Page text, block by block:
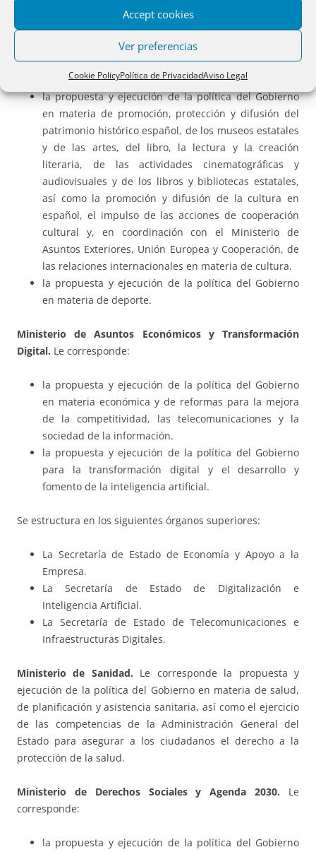
Accept cookies
Ver preferencias
Cookie PolicyPolítica de PrivacidadAviso Legal
La Secretaría de Estado de Energía.
La Secretaría de Estado de Medio Ambiente.
Ministerio de Cultura y Deporte.Le corresponde:
la propuesta y ejecución de la política del Gobierno
en materia de promoción, protección y difusión del
patrimonio histórico español, de los museos estatales
y de las artes, del libro, la lectura y la creación
literaria, de las actividades cinematográficas y
audiovisuales y de los libros y bibliotecas estatales,
así como la promoción y difusión de la cultura en
español, el impulso de las acciones de cooperación
cultural y, en coordinación con el Ministerio de
Asuntos Exteriores, Unión Europea y Cooperación, de
las relaciones internacionales en materia de cultura.
la propuesta y ejecución de la política del Gobierno
en materia de deporte.
Ministerio de Asuntos Económicos y Transformación
Digital. Le corresponde:
la propuesta y ejecución de la política del Gobierno
en materia económica y de reformas para la mejora
de la competitividad, las telecomunicaciones y la
sociedad de la información.
la propuesta y ejecución de la política del Gobierno
para la transformación digital y el desarrollo y
fomento de la inteligencia artificial.
Se estructura en los siguientes órganos superiores:
La Secretaría de Estado de Economía y Apoyo a la
Empresa.
La Secretaría de Estado de Digitalización e
Inteligencia Artificial.
La Secretaría de Estado de Telecomunicaciones e
Infraestructuras Digitales.
Ministerio de Sanidad. Le corresponde la propuesta y
ejecución de la política del Gobierno en materia de salud,
de planificación y asistencia sanitaria, así como el ejercicio
de las competencias de la Administración General del
Estado para asegurar a los ciudadanos el derecho a la
protección de la salud.
Ministerio de Derechos Sociales y Agenda 2030. Le
corresponde:
la propuesta y ejecución de la política del Gobierno